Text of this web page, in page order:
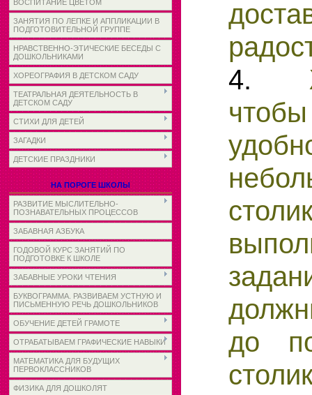
ВОСПИТАНИЕ ЦВЕТОМ
ЗАНЯТИЯ ПО ЛЕПКЕ И АППЛИКАЦИИ В
ПОДГОТОВИТЕЛЬНОЙ ГРУППЕ
НРАВСТВЕННО-ЭТИЧЕСКИЕ БЕСЕДЫ С
ДОШКОЛЬНИКАМИ
ХОРЕОГРАФИЯ В ДЕТСКОМ САДУ
ТЕАТРАЛЬНАЯ ДЕЯТЕЛЬНОСТЬ В
ДЕТСКОМ САДУ
СТИХИ ДЛЯ ДЕТЕЙ
ЗАГАДКИ
ДЕТСКИЕ ПРАЗДНИКИ
НА ПОРОГЕ ШКОЛЫ
РАЗВИТИЕ МЫСЛИТЕЛЬНО-
ПОЗНАВАТЕЛЬНЫХ ПРОЦЕССОВ
ЗАБАВНАЯ АЗБУКА
ГОДОВОЙ КУРС ЗАНЯТИЙ ПО
ПОДГОТОВКЕ К ШКОЛЕ
ЗАБАВНЫЕ УРОКИ ЧТЕНИЯ
БУКВОГРАММА. РАЗВИВАЕМ УСТНУЮ И
ПИСЬМЕННУЮ РЕЧЬ ДОШКОЛЬНИКОВ
ОБУЧЕНИЕ ДЕТЕЙ ГРАМОТЕ
ОТРАБАТЫВАЕМ ГРАФИЧЕСКИЕ НАВЫКИ
МАТЕМАТИКА ДЛЯ БУДУЩИХ
ПЕРВОКЛАССНИКОВ
ФИЗИКА ДЛЯ ДОШКОЛЯТ
4.
до